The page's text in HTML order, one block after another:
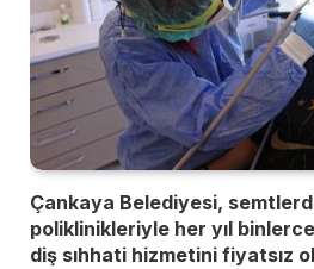
Çankaya Belediyesi,
poliklinikleriyle her yıl
diş sıhhati hizmetini fiyatsız